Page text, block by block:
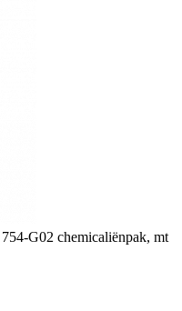
G02 chemicaliënpak, mt